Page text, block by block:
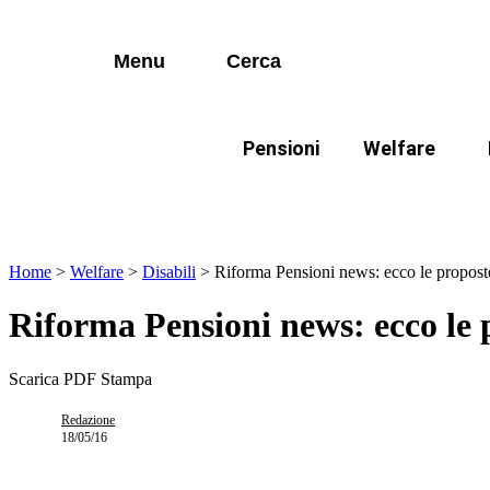
Menu Cerca
Pensioni Welfare
Lorem ipsum dolor sit amet consectetur
Home > Welfare > Disabili > Riforma Pensioni news: ecco le
Riforma Pensioni news: ecco
Scarica PDF Stampa
Redazione
18/05/16